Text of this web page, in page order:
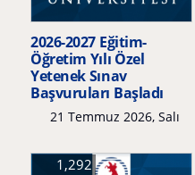
2026-2027 Eğitim-
Öğretim Yılı Özel
Yetenek Sınav
Başvuruları Başladı
21 Temmuz 2026, Salı
1,292